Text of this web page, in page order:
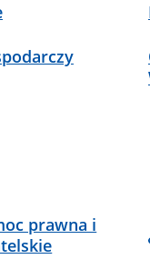
prawna i